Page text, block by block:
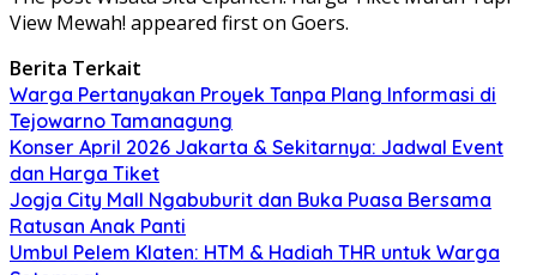
View Mewah! appeared first on Goers.
Berita Terkait
Warga Pertanyakan Proyek Tanpa Plang Informasi di
Tejowarno Tamanagung
Konser April 2026 Jakarta & Sekitarnya: Jadwal Event
dan Harga Tiket
Jogja City Mall Ngabuburit dan Buka Puasa Bersama
Ratusan Anak Panti
Umbul Pelem Klaten: HTM & Hadiah THR untuk Warga